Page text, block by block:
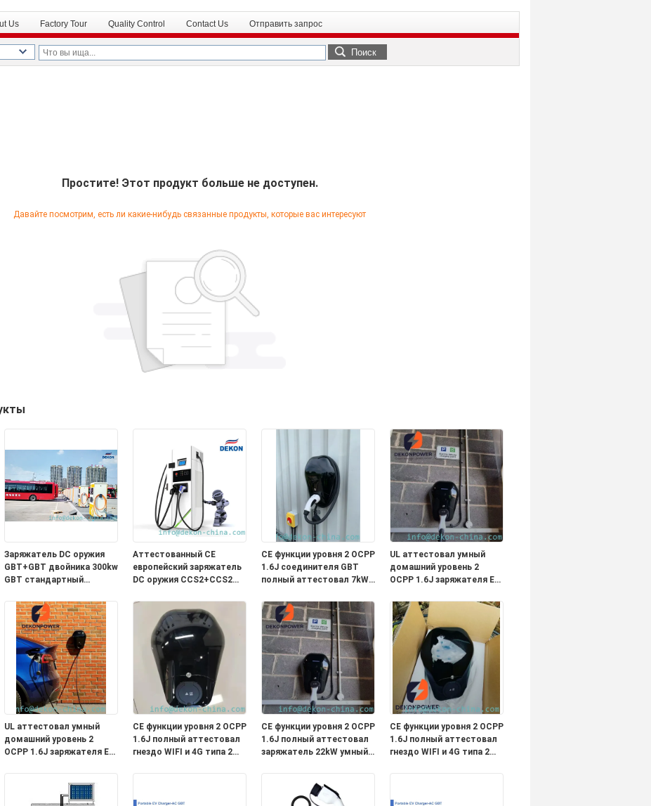
Us Factory Tour Quality Control Contact Us Отправить запрос
Поиск
Простите! Этот продукт больше не доступен.
Давайте посмотрим, есть ли какие-нибудь связанные продукты, которые вас интересуют
Заряжатель DC оружия
GBT+GBT двойника 300kw
GBT стандартный
электротранспорта
Аттестованный CE
европейский заряжатель
DC оружия CCS2+CCS2
360kw быстрый для
электрический поручать
автобуса или тележки
CE функции уровня 2 OCPP
1.6J соединителя GBT
полный аттестовал 7kW
EV с 5 метрами
привязывает WIFI и 4G
UL аттестовал умный
домашний уровень 2
OCPP 1.6J заряжателя EV
типа 1 функции с 5
метрами привязывает
выход 40A
UL аттестовал умный
домашний уровень 2
OCPP 1.6J заряжателя EV
метрами привязывает
выход 32A
CE функции уровня 2 OCPP
1.6J полный аттестовал
гнездо WIFI и 4G типа 2
CE функции уровня 2 OCPP
1.6J полный аттестовал
заряжатель 22kW умный
метрами привязывает
WIFI и 4G
CE функции уровня 2 OCPP
1.6J полный аттестовал
гнездо WIFI и 4G типа 2